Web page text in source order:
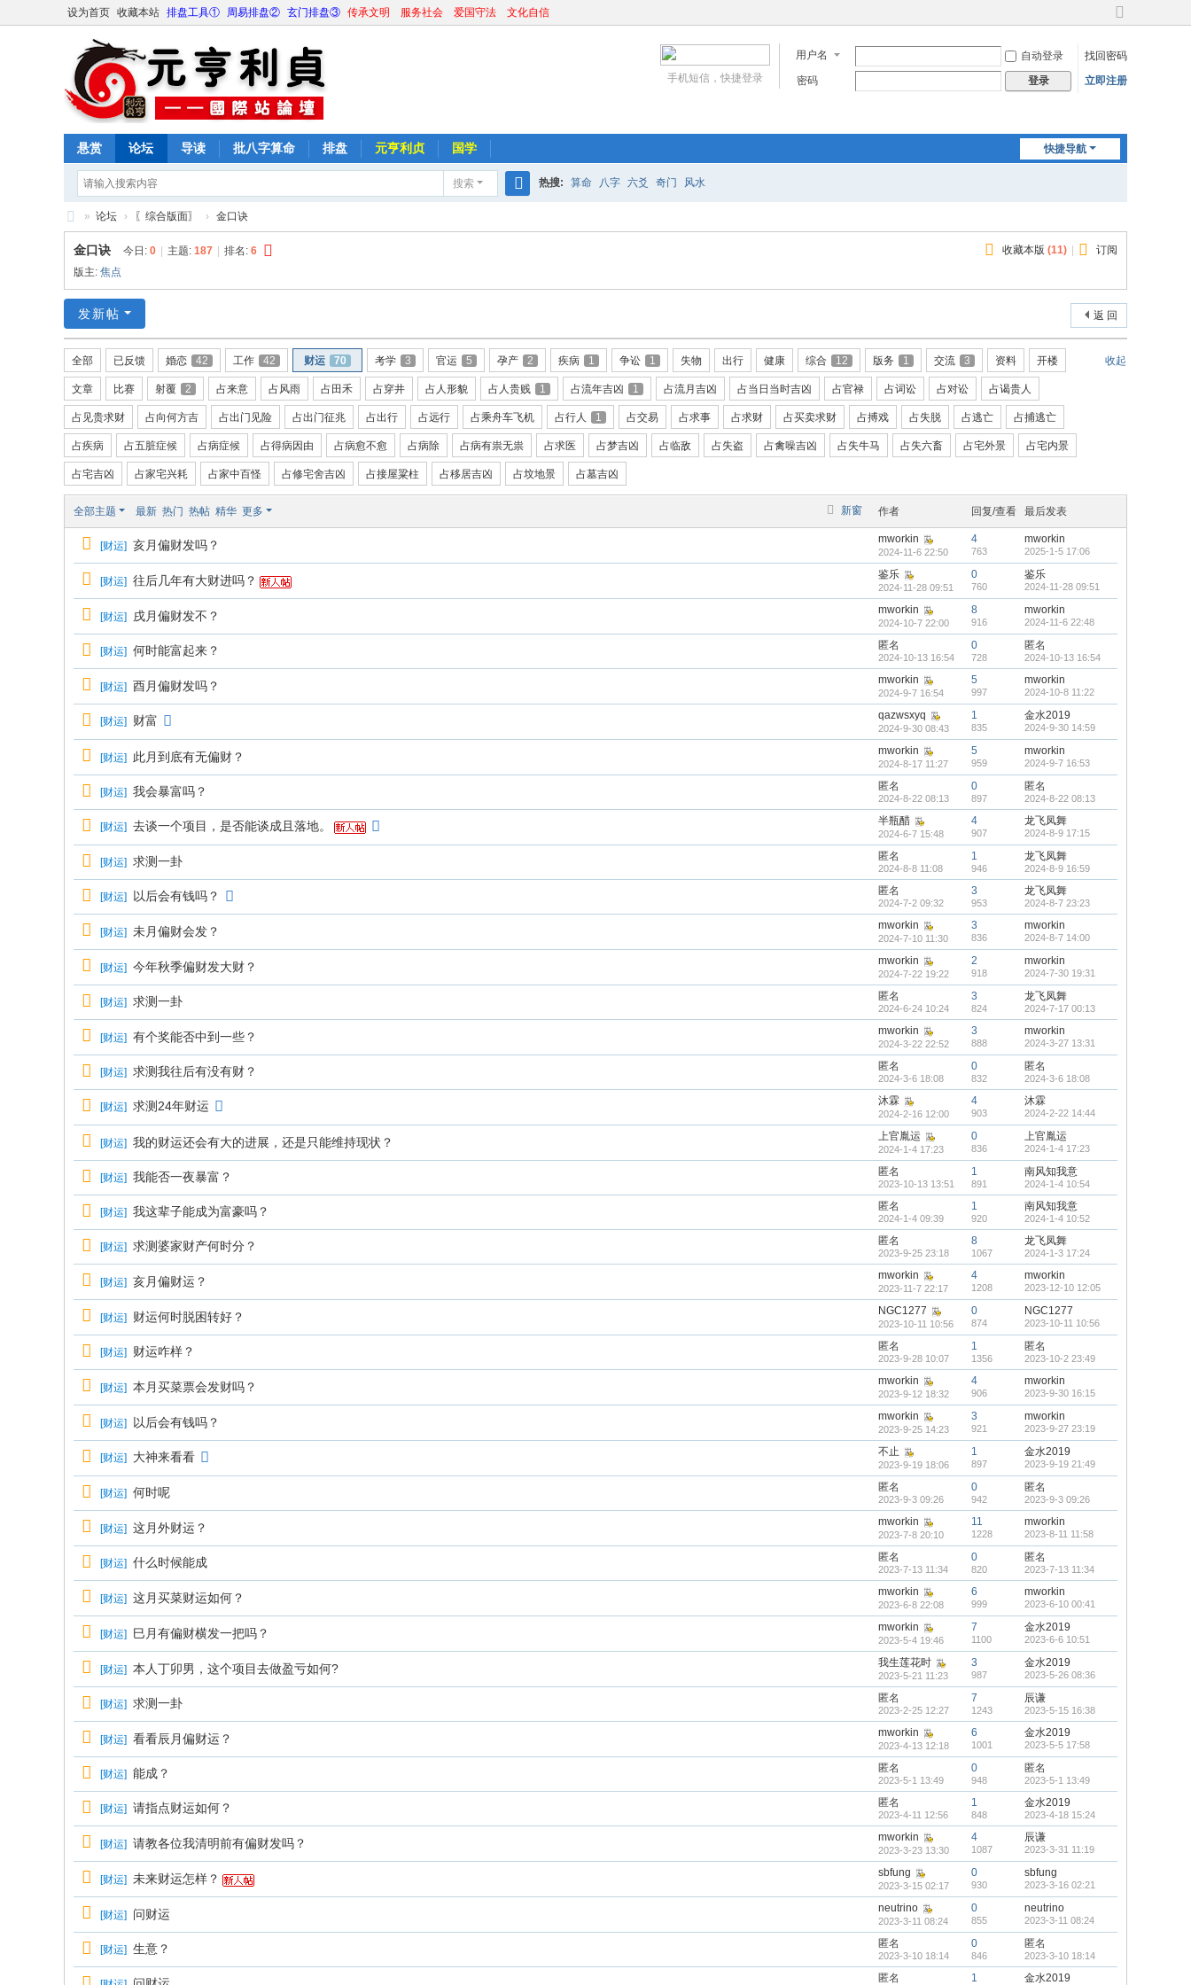
设为首页 收藏本站 排盘工具① 周易排盘② 玄门排盘③ 传承文明 服务社会 爱国守法 文化自信
切
到
宽
用户名 自动登录
找回密码
密码
登录 立即注册
手机短信，快捷登录
快捷导航
悬赏 论坛 导读 批八字算命 排盘 元亨利贞 国学
搜索
索
热搜: 算命 八字 六爻 奇门 风水
亨
利
网
论
坛
国
际
站
» 论坛 › 〖综合版面〗 › 金口诀
收藏本版 (11) 订阅
金口诀 今日: 0 主题: 187 排名: 6
版主: 焦点
返 回
发新帖
收起
全部 已反馈 婚恋 42 工作 42 财运 70 考学 3 官运 5 孕产 2 疾病 1 争讼 1 失物 出行 健康 综合 12 版务 1 交流 3 资料 开楼
文章 比赛 射覆 2 占来意 占风雨 占田禾 占穿井 占人形貌 占人贵贱 1 占流年吉凶 1 占流月吉凶 占当日当时吉凶 占官禄 占词讼 占对讼 占谒贵人
占见贵求财 占向何方吉 占出门见险 占出门征兆 占出行 占远行 占乘舟车飞机 占行人 1 占交易 占求事 占求财 占买卖求财 占搏戏 占失脱 占逃亡 占捕逃亡
占疾病 占五脏症候 占病症候 占得病因由 占病愈不愈 占病除 占病有祟无祟 占求医 占梦吉凶 占临敌 占失盗 占禽噪吉凶 占失牛马 占失六畜 占宅外景 占宅内景
占宅吉凶 占家宅兴耗 占家中百怪 占修宅舍吉凶 占接屋粱柱 占移居吉凶 占坟地景 占墓吉凶
新窗
全部主题 最新 热门 热帖 精华 更多 作者 回复/查看 最后发表
[财运] 亥月偏财发吗？ mworkin
2024-11-6 22:50
4
763
mworkin
2025-1-5 17:06
[财运] 往后几年有大财进吗？ 鉴乐
2024-11-28 09:51
0
760
鉴乐
2024-11-28 09:51
[财运] 戌月偏财发不？ mworkin
2024-10-7 22:00
8
916
mworkin
2024-11-6 22:48
[财运] 何时能富起来？ 匿名
2024-10-13 16:54
0
728
匿名
2024-10-13 16:54
[财运] 酉月偏财发吗？ mworkin
2024-9-7 16:54
5
997
mworkin
2024-10-8 11:22
[财运] 财富 qazwsxyq
2024-9-30 08:43
1
835
金水2019
2024-9-30 14:59
[财运] 此月到底有无偏财？ mworkin
2024-8-17 11:27
5
959
mworkin
2024-9-7 16:53
[财运] 我会暴富吗？ 匿名
2024-8-22 08:13
0
897
匿名
2024-8-22 08:13
[财运] 去谈一个项目，是否能谈成且落地。 半瓶醋
2024-6-7 15:48
4
907
龙飞凤舞
2024-8-9 17:15
[财运] 求测一卦 匿名
2024-8-8 11:08
1
946
龙飞凤舞
2024-8-9 16:59
[财运] 以后会有钱吗？ 匿名
2024-7-2 09:32
3
953
龙飞凤舞
2024-8-7 23:23
[财运] 未月偏财会发？ mworkin
2024-7-10 11:30
3
836
mworkin
2024-8-7 14:00
[财运] 今年秋季偏财发大财？ mworkin
2024-7-22 19:22
2
918
mworkin
2024-7-30 19:31
[财运] 求测一卦 匿名
2024-6-24 10:24
3
824
龙飞凤舞
2024-7-17 00:13
[财运] 有个奖能否中到一些？ mworkin
2024-3-22 22:52
3
888
mworkin
2024-3-27 13:31
[财运] 求测我往后有没有财？ 匿名
2024-3-6 18:08
0
832
匿名
2024-3-6 18:08
[财运] 求测24年财运 沐霖
2024-2-16 12:00
4
903
沐霖
2024-2-22 14:44
[财运] 我的财运还会有大的进展，还是只能维持现状？ 上官胤运
2024-1-4 17:23
0
836
上官胤运
2024-1-4 17:23
[财运] 我能否一夜暴富？ 匿名
2023-10-13 13:51
1
891
南风知我意
2024-1-4 10:54
[财运] 我这辈子能成为富豪吗？ 匿名
2024-1-4 09:39
1
920
南风知我意
2024-1-4 10:52
[财运] 求测婆家财产何时分？ 匿名
2023-9-25 23:18
8
1067
龙飞凤舞
2024-1-3 17:24
[财运] 亥月偏财运？ mworkin
2023-11-7 22:17
4
1208
mworkin
2023-12-10 12:05
[财运] 财运何时脱困转好？ NGC1277
2023-10-11 10:56
0
874
NGC1277
2023-10-11 10:56
[财运] 财运咋样？ 匿名
2023-9-28 10:07
1
1356
匿名
2023-10-2 23:49
[财运] 本月买菜票会发财吗？ mworkin
2023-9-12 18:32
4
906
mworkin
2023-9-30 16:15
[财运] 以后会有钱吗？ mworkin
2023-9-25 14:23
3
921
mworkin
2023-9-27 23:19
[财运] 大神来看看 不止
2023-9-19 18:06
1
897
金水2019
2023-9-19 21:49
[财运] 何时呢 匿名
2023-9-3 09:26
0
942
匿名
2023-9-3 09:26
[财运] 这月外财运？ mworkin
2023-7-8 20:10
11
1228
mworkin
2023-8-11 11:58
[财运] 什么时候能成 匿名
2023-7-13 11:34
0
820
匿名
2023-7-13 11:34
[财运] 这月买菜财运如何？ mworkin
2023-6-8 22:08
6
999
mworkin
2023-6-10 00:41
[财运] 巳月有偏财横发一把吗？ mworkin
2023-5-4 19:46
7
1100
金水2019
2023-6-6 10:51
[财运] 本人丁卯男，这个项目去做盈亏如何? 我生莲花时
2023-5-21 11:23
3
987
金水2019
2023-5-26 08:36
[财运] 求测一卦 匿名
2023-2-25 12:27
7
1243
辰谦
2023-5-15 16:38
[财运] 看看辰月偏财运？ mworkin
2023-4-13 12:18
6
1001
金水2019
2023-5-5 17:58
[财运] 能成？ 匿名
2023-5-1 13:49
0
948
匿名
2023-5-1 13:49
[财运] 请指点财运如何？ 匿名
2023-4-11 12:56
1
848
金水2019
2023-4-18 15:24
[财运] 请教各位我清明前有偏财发吗？ mworkin
2023-3-23 13:30
4
1087
辰谦
2023-3-31 11:19
[财运] 未来财运怎样？ sbfung
2023-3-15 02:17
0
930
sbfung
2023-3-16 02:21
[财运] 问财运 neutrino
2023-3-11 08:24
0
855
neutrino
2023-3-11 08:24
[财运] 生意？ 匿名
2023-3-10 18:14
0
846
匿名
2023-3-10 18:14
匿名 1 金水2019